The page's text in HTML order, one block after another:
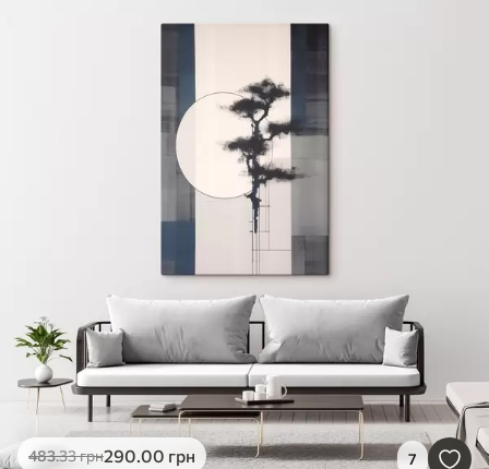
483.33грн290.00 грн 7